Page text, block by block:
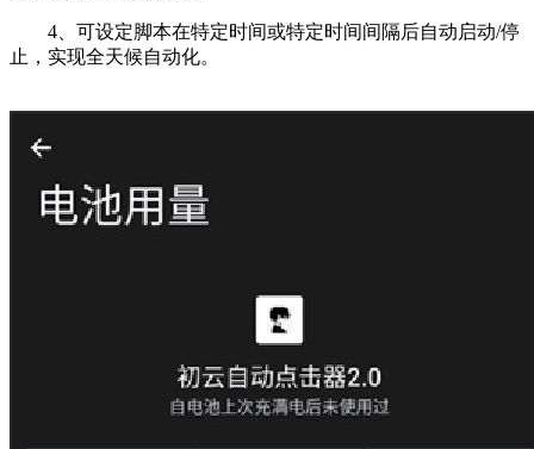
4、可设定脚本在特定时间或特定时间间隔后自动启动/停
止，实现全天候自动化。